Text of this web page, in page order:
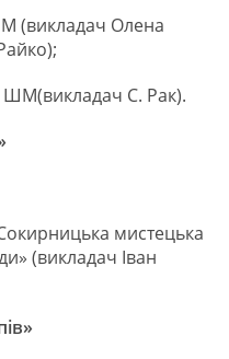
(викладач Олена
ШМ(викладач С. Рак).
мистецька
(викладач Іван